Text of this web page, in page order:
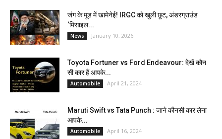
जंग के मूड में खामेनेई! IRGC को खुली छूट, अंडरग्राउंड
‘मिसाइल...
News January 10, 2026
Toyota Fortuner vs Ford Endeavour: देखें कौन
सी कार हैं आपके...
Automobile April 21, 2024
Maruti Swift vs Tata Punch : जाने कौनसी कार लेना
आपके...
Automobile April 16, 2024